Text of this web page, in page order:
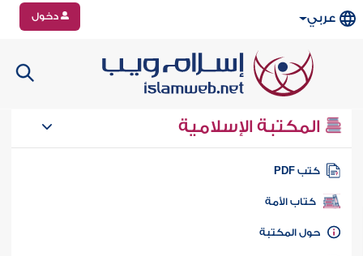
عربي دخول
المكتبة الإسلامية
كتب PDF
كتاب الأمة